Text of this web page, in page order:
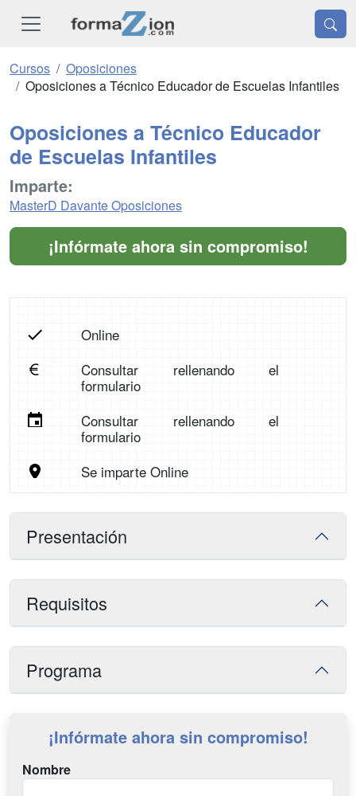
Cursos
Oposiciones
Oposiciones a Técnico Educador de Escuelas Infantiles
Oposiciones a Técnico Educador
de Escuelas Infantiles
Imparte:
MasterD Davante Oposiciones
¡Infórmate ahora sin compromiso!
Online
Consultar rellenando el
formulario
Consultar rellenando el
formulario
Se imparte Online
Presentación
Requisitos
Programa
¡Infórmate ahora sin compromiso!
Nombre